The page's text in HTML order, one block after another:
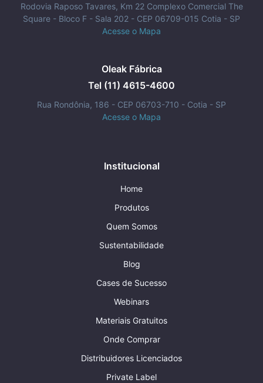
Rodovia Raposo Tavares, Km 22 Complexo Comercial The
Square - Bloco F - Sala 202 - CEP 06709-015 Cotia - SP
Acesse o Mapa
Oleak Fábrica
Tel (11) 4615-4600
Rua Rondônia, 186 - CEP 06703-710 - Cotia - SP
Acesse o Mapa
Institucional
Home
Produtos
Quem Somos
Sustentabilidade
Blog
Cases de Sucesso
Webinars
Materiais Gratuitos
Onde Comprar
Distribuidores Licenciados
Private Label